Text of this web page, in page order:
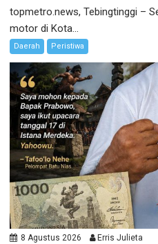
topmetro.news, Tebingtinggi –
motor di Kota...
Daerah Peristiwa
8 Agustus 2026 Erris Julieta